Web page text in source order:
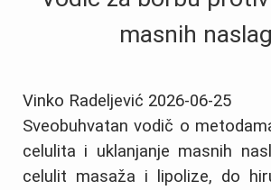
masnih
Vinko Radeljević 2026-06-25
Sveobuhvatan vodič o
celulita i uklanjanje masnih
celulit masaža i lipolize, do